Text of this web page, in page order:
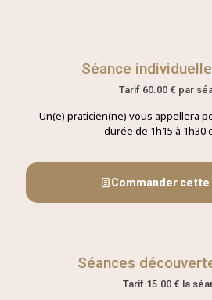
Séance
Tarif 60.00 € par
Un(e) praticien(ne) vous appellera
durée de 1h15 à 1h30
Commander cette
Séances
Tarif 15.00 € la